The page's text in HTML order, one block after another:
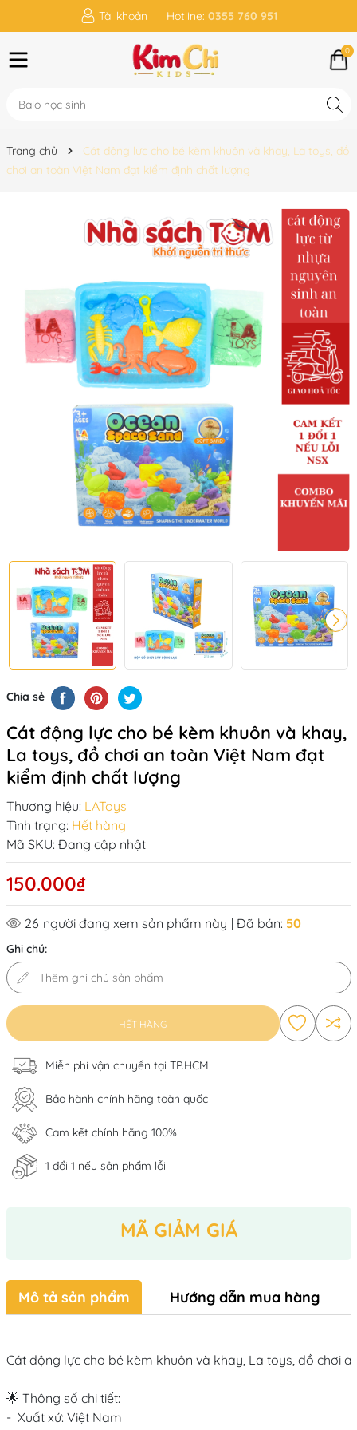
Tài khoản Hotline: 0355 760 951
0
Trang chủ
Cát động lực cho bé kèm khuôn và khay, La toys, đồ
chơi an toàn Việt Nam đạt kiểm định chất lượng
Chia sẻ
Cát động lực cho bé kèm khuôn và khay,
La toys, đồ chơi an toàn Việt Nam đạt
kiểm định chất lượng
Thương hiệu: LAToys
Tình trạng: Hết hàng
Mã SKU: Đang cập nhật
150.000₫
26 người đang xem sản phẩm này | Đã bán: 50
Ghi chú:
HẾT HÀNG
Miễn phí vận chuyển tại TP.HCM
Bảo hành chính hãng toàn quốc
Cam kết chính hãng 100%
1 đổi 1 nếu sản phẩm lỗi
MÃ GIẢM GIÁ
Mô tả sản phẩm Hướng dẫn mua hàng
Cát động lực cho bé kèm khuôn và khay, La toys, đồ chơi
🌟 Thông số chi tiết:
-  Xuất xứ: Việt Nam